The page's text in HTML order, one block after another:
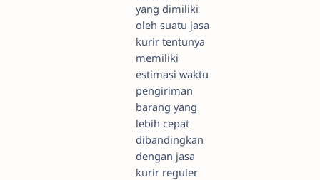
yang dimiliki
oleh suatu jasa
kurir tentunya
memiliki
estimasi waktu
pengiriman
barang yang
lebih cepat
dibandingkan
dengan jasa
kurir reguler